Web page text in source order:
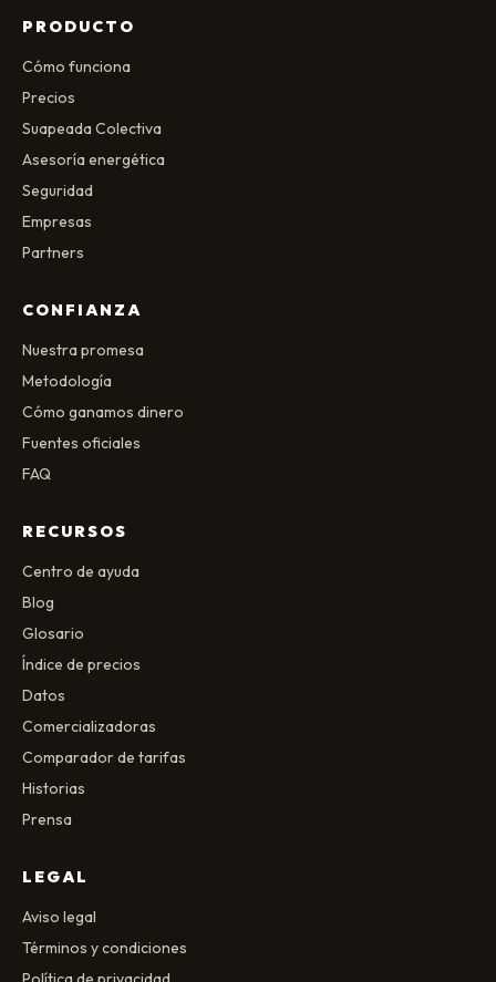
PRODUCTO
Cómo funciona
Precios
Suapeada Colectiva
Asesoría energética
Seguridad
Empresas
Partners
CONFIANZA
Nuestra promesa
Metodología
Cómo ganamos dinero
Fuentes oficiales
FAQ
RECURSOS
Centro de ayuda
Blog
Glosario
Índice de precios
Datos
Comercializadoras
Comparador de tarifas
Historias
Prensa
LEGAL
Aviso legal
Términos y condiciones